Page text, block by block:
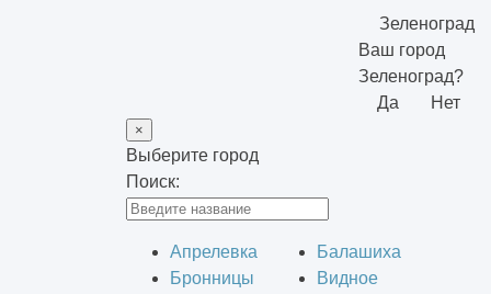
Зеленоград
Ваш город
Зеленоград?
Да
Нет
×
Выберите город
Поиск:
Апрелевка
Балашиха
Бронницы
Видное